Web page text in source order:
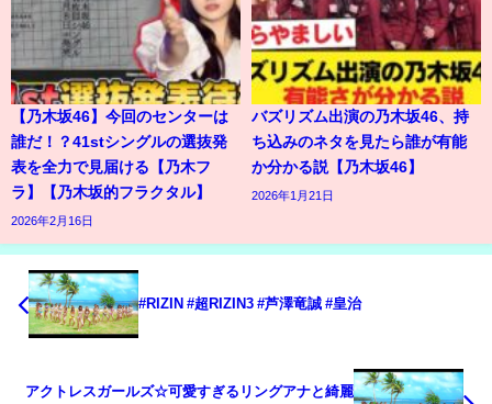
【乃木坂46】今回のセンターは
誰だ！？41stシングルの選抜発
表を全力で見届ける【乃木フ
ラ】【乃木坂的フラクタル】
2026年2月16日
バズリズム出演の乃木坂46、持
ち込みのネタを見たら誰が有能
か分かる説【乃木坂46】
2026年1月21日
#RIZIN #超RIZIN3 #芦澤竜誠 #皇治
アクトレスガールズ☆可愛すぎるリングアナと綺麗